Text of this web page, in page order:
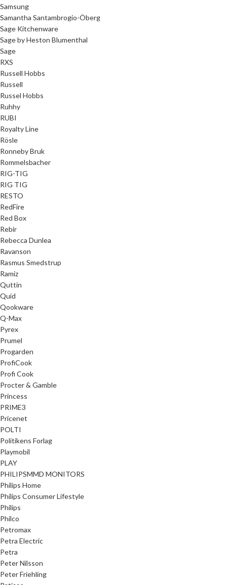
Samsung
Samantha Santambrogio-Öberg
Sage Kitchenware
Sage by Heston Blumenthal
Sage
RXS
Russell Hobbs
Russell
Russel Hobbs
Ruhhy
RUBI
Royalty Line
Rösle
Ronneby Bruk
Rommelsbacher
RIG-TIG
RIG TIG
RESTO
RedFire
Red Box
Rebir
Rebecca Dunlea
Ravanson
Rasmus Smedstrup
Ramiz
Quttin
Quid
Qookware
Q-Max
Pyrex
Prumel
Progarden
ProfiCook
Profi Cook
Procter & Gamble
Princess
PRIME3
Pricenet
POLTI
Politikens Forlag
Playmobil
PLAY
PHILIPSMMD MONITORS
Philips Home
Philips Consumer Lifestyle
Philips
Philco
Petromax
Petra Electric
Petra
Peter Nilsson
Peter Friehling